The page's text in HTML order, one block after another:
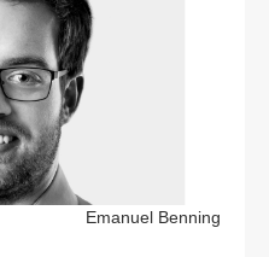
Emanuel Benning